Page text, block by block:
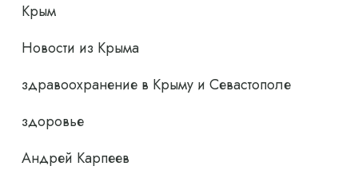
Крым
Новости из Крыма
здравоохранение в Крыму и Севастополе
здоровье
Андрей Карпеев